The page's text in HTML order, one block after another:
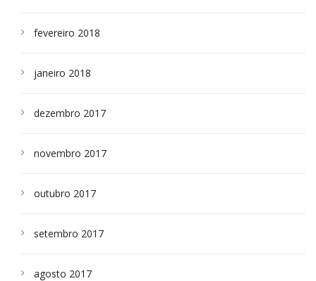
fevereiro 2018
janeiro 2018
dezembro 2017
novembro 2017
outubro 2017
setembro 2017
agosto 2017